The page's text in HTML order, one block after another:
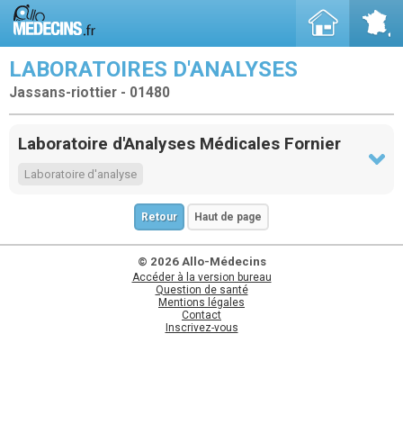
LABORATOIRES D'ANALYSES
Jassans-riottier - 01480
Laboratoire d'Analyses Médicales Fornier
Laboratoire d'analyse
Retour Haut de page
© 2026 Allo-Médecins
Accéder à la version bureau
Question de santé
Mentions légales
Contact
Inscrivez-vous